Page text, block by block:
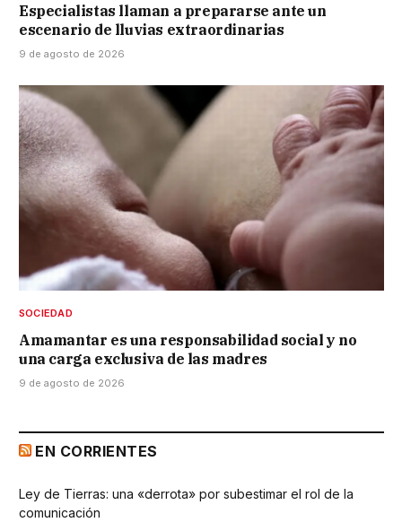
Especialistas llaman a prepararse ante un
escenario de lluvias extraordinarias
9 de agosto de 2026
SOCIEDAD
Amamantar es una responsabilidad social y no
una carga exclusiva de las madres
9 de agosto de 2026
EN CORRIENTES
Ley de Tierras: una «derrota» por subestimar el rol de la
comunicación